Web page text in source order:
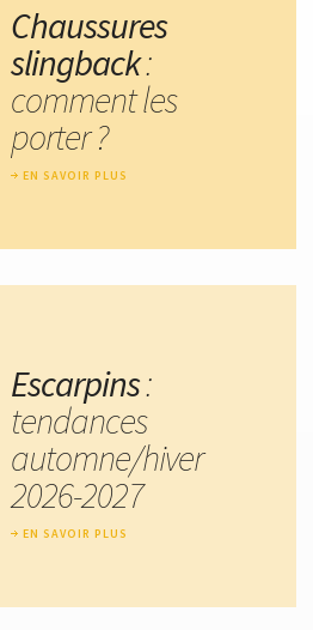
Chaussures
slingback:
comment les
porter ?
EN SAVOIR PLUS
Escarpins:
tendances
automne/hiver
2026-2027
EN SAVOIR PLUS